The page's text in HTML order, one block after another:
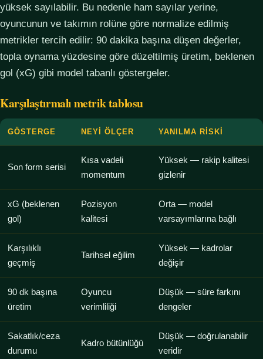
yüksek sayılabilir. Bu nedenle ham sayılar yerine,
oyuncunun ve takımın rolüne göre normalize edilmiş
metrikler tercih edilir: 90 dakika başına düşen değerler,
topla oynama yüzdesine göre düzeltilmiş üretim, beklenen
gol (xG) gibi model tabanlı göstergeler.
Karşılaştırmalı metrik tablosu
GÖSTERGE NEYI ÖLÇER YANILMA RISKI
Son form serisi
Kısa vadeli
momentum
Yüksek — rakip kalitesi
gizlenir
xG (beklenen
gol)
Pozisyon
kalitesi
Orta — model
varsayımlarına bağlı
Karşılıklı
geçmiş
Tarihsel eğilim
Yüksek — kadrolar
değişir
90 dk başına
üretim
Oyuncu
verimliliği
Düşük — süre farkını
dengeler
Sakatlık/ceza
durumu
Kadro bütünlüğü
Düşük — doğrulanabilir
veridir